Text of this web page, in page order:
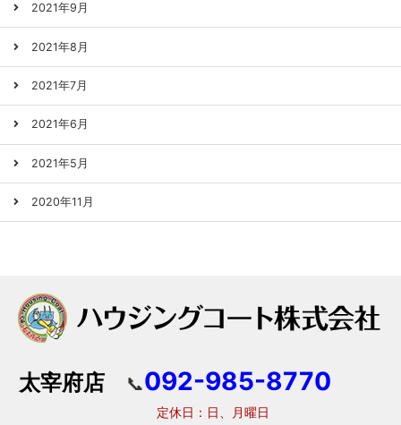
2021年9月
2021年8月
2021年7月
2021年6月
2021年5月
2020年11月
太宰府店 📞092-985-8770
定休日：日、月曜日